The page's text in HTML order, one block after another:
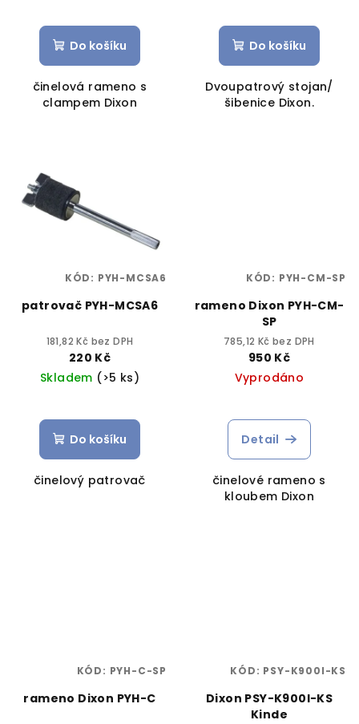
Do košíku
činelová rameno s
clampem Dixon
Do košíku
Dvoupatrový stojan/
šibenice Dixon.
patrovač PYH-MCSA6
181,82 Kč bez DPH
220 Kč
Skladem (>5 ks)
Do košíku
činelový patrovač
KÓD: PYH-MCSA6
rameno Dixon PYH-CM-
SP
785,12 Kč bez DPH
950 Kč
Vyprodáno
Detail
činelové rameno s
kloubem Dixon
KÓD: PYH-CM-SP
rameno Dixon PYH-C
KÓD: PYH-C-SP
Dixon PSY-K900I-KS
Kinde
KÓD: PSY-K900I-KS